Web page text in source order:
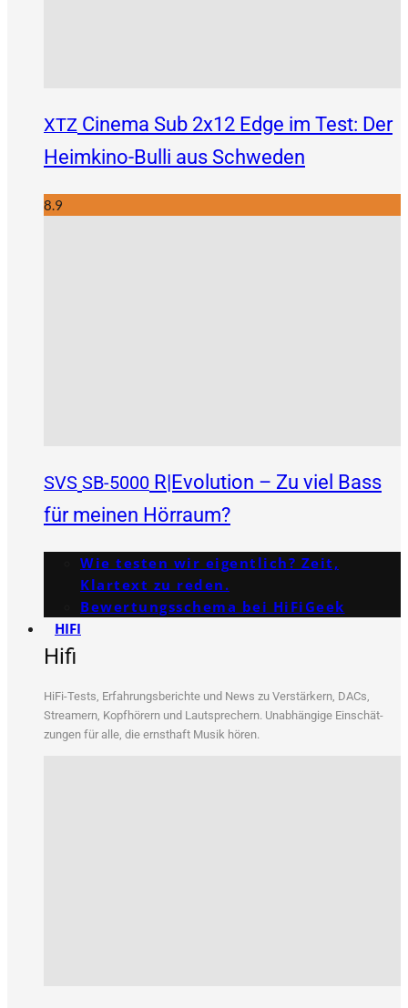
XTZ Cinema Sub 2x12 Edge im Test: Der
Heimkino-Bulli aus Schweden
8.9
SVS SB-5000 R|Evolution – Zu viel Bass
für meinen Hörraum?
Wie testen wir eigentlich? Zeit,
Klartext zu reden.
Bewertungs­schema bei HiFiGeek
HIFI
Hifi
HiFi-Tests, Erfah­rungs­be­rich­te und News zu Ver­stär­kern, DACs,
Strea­mern, Kopf­hö­rern und Laut­spre­chern. Unab­hän­gi­ge Ein­schät­
zun­gen für alle, die ernst­haft Musik hören.